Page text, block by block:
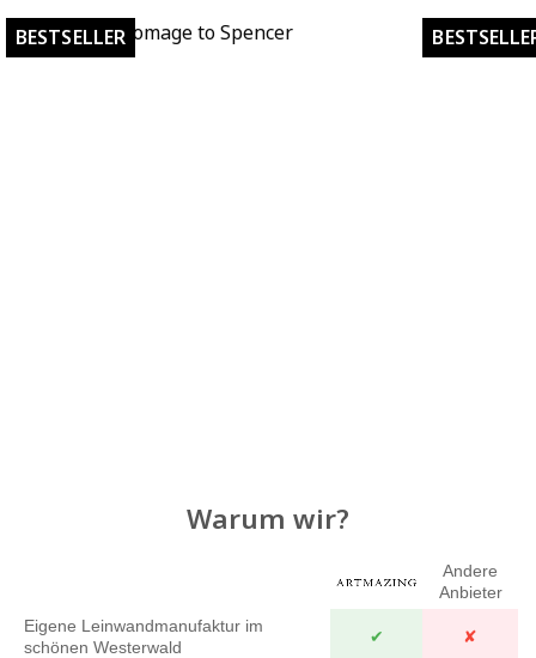
Homage to Spencer
BESTSELLER
Warum wir?
Andere
Anbieter
Eigene Leinwandmanufaktur im
schönen Westerwald
✔ ✘